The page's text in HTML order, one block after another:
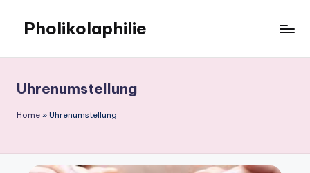
Pholikolaphilie
Uhrenumstellung
Home » Uhrenumstellung